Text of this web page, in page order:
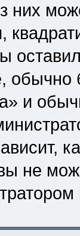
них
обычно
и
не